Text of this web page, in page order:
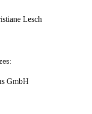
Lesch
GmbH